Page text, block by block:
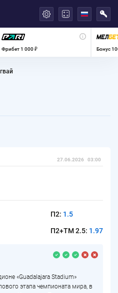
Фрибет 1 000 ₽ Бонус
27.06.2026 03:00
П2: 1.5
П2+ТМ 2.5: 1.97
«Guadalajara Stadium»
этапа чемпионата мира, в